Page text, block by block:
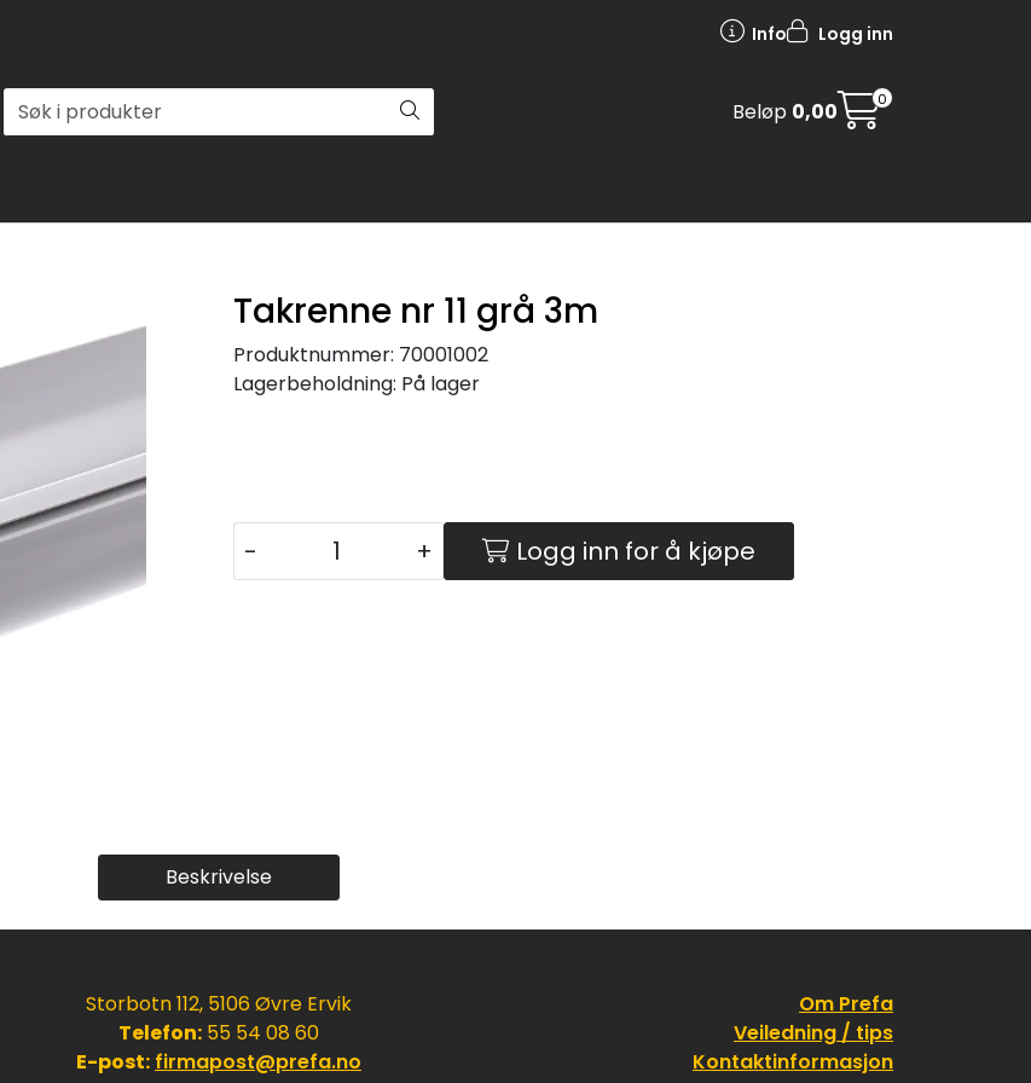
Info Logg inn
Beløp 0,00 0
Takrenne nr 11 grå 3m
Produktnummer: 70001002
Lagerbeholdning: På lager
- + Logg inn for å kjøpe
Beskrivelse
Storbotn 112, 5106 Øvre Ervik
Telefon: 55 54 08 60
E-post: firmapost@prefa.no
Om Prefa
Veiledning / tips
Kontaktinformasjon